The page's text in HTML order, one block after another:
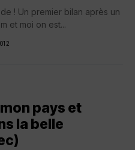
! Un premier bilan après un
et moi on est...
pays et
la belle